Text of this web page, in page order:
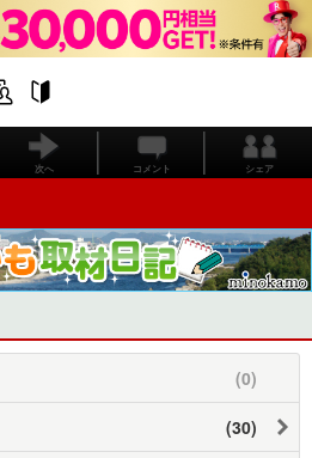
次へ コメント シェア
(0)
(30)